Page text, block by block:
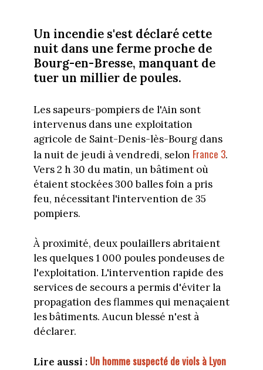
Un incendie s'est déclaré cette
nuit dans une ferme proche de
Bourg-en-Bresse, manquant de
tuer un millier de poules.
Les sapeurs-pompiers de l'Ain sont
intervenus dans une exploitation
agricole de Saint-Denis-lès-Bourg dans
la nuit de jeudi à vendredi, selon France 3.
Vers 2 h 30 du matin, un bâtiment où
étaient stockées 300 balles foin a pris
feu, nécessitant l'intervention de 35
pompiers.
À proximité, deux poulaillers abritaient
les quelques 1 000 poules pondeuses de
l'exploitation. L'intervention rapide des
services de secours a permis d'éviter la
propagation des flammes qui menaçaient
les bâtiments. Aucun blessé n'est à
déclarer.
Lire aussi : Un homme suspecté de viols à Lyon